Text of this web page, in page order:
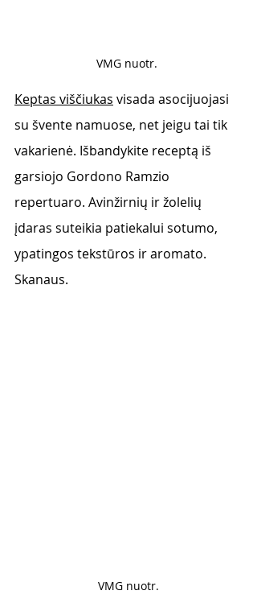
VMG nuotr.
Keptas viščiukas visada asocijuojasi
su švente namuose, net jeigu tai tik
vakarienė. Išbandykite receptą iš
garsiojo Gordono Ramzio
repertuaro. Avinžirnių ir žolelių
įdaras suteikia patiekalui sotumo,
ypatingos tekstūros ir aromato.
Skanaus.
VMG nuotr.